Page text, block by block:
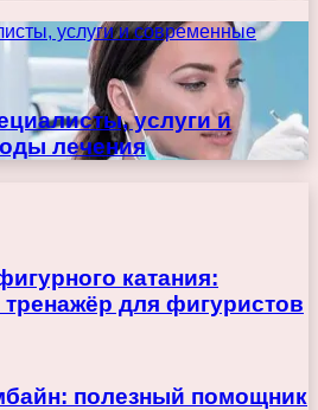
услуги и современные
услуги и
лечения
катания:
для фигуристов
полезный помощник